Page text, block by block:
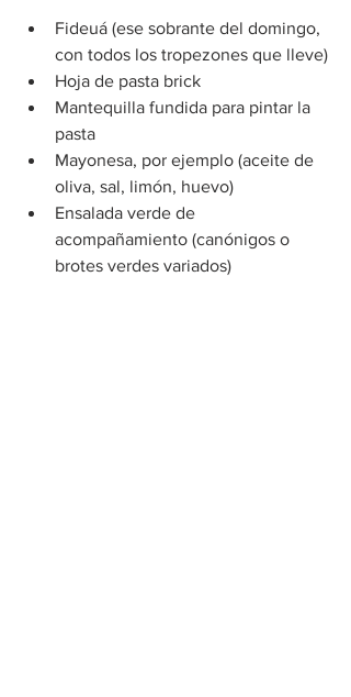
Fideuá (ese sobrante del domingo,
con todos los tropezones que lleve)
Hoja de pasta brick
Mantequilla fundida para pintar la
pasta
Mayonesa, por ejemplo (aceite de
oliva, sal, limón, huevo)
Ensalada verde de
acompañamiento (canónigos o
brotes verdes variados)